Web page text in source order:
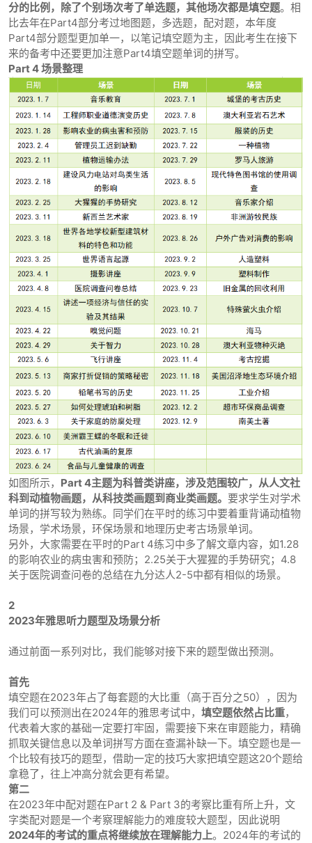
分的比例，除了个别场次考了单选题，其他场次都是填空题。相
比去年在Part4部分考过地图题，多选题，配对题，本年度
Part4部分题型更加单一，以笔记填空题为主，因此考生在接下
来的备考中还要更加注意Part4填空题单词的拼写。
Part 4 场景整理
如图所示， Part 4主题为科普类讲座，涉及范围较广，从人文社
科到动植物画题，从科技类画题到商业类画题。 要求学生对学术
单词的拼写较为熟练。同学们在平时的练习中要着重背诵动植物
场景，学术场景，环保场景和地理历史考古场景单词。
另外，大家需要在平时的Part 4练习中多了解文章内容，如1.28
的影响农业的病虫害和预防；2.25关于大猩猩的手势研究；4.8
关于医院调查问卷的总结在九分达人2-5中都有相似的场景。
2
2023年雅思听力题型及场景分析
通过前面一系列对比，我们能够对接下来的题型做出预测。
首先
填空题在2023年占了每套题的大比重（高于百分之50），因为
我们可以预测出在2024年的雅思考试中， 填空题依然占比重，
代表着大家的基础一定要打牢固，需要接下来在审题能力，精确
抓取关键信息以及单词拼写方面在查漏补缺一下。填空题也是一
个比较有技巧的题型，借助一定的技巧大家把填空题这20个题给
拿稳了，往上冲高分就会更有希望。
第二
在2023年中配对题在Part 2 & Part 3的考察比重有所上升，文
字类配对题是一个考察理解能力的难度较大题型，因此说明
2024年的考试的重点将继续放在理解能力上。2024年的考试的